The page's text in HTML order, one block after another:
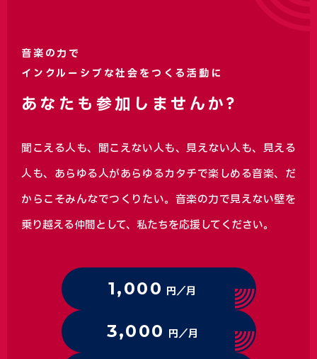
音楽の力で
インクルーシブな社会をつくる活動に
あなたも参加しませんか?
聞こえる人も、聞こえない人も、見えない人も、見える
人も、あらゆる人があらゆるカタチで楽しめる音楽、 だ
からこそみんなでつくりたい。音楽の力で見えない壁を
乗り越える仲間として、私たちを応援してください。
1,000 円／月
3,000 円／月